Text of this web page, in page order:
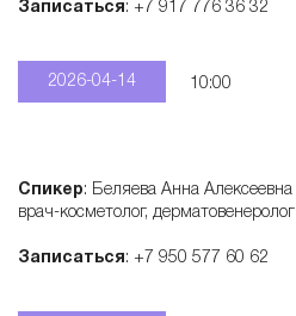
Записаться: +7 917 776 36 32
2026-04-14 10:00
Спикер: Беляева Анна Алексеевна
врач-косметолог, дерматовенеролог
Записаться: +7 950 577 60 62